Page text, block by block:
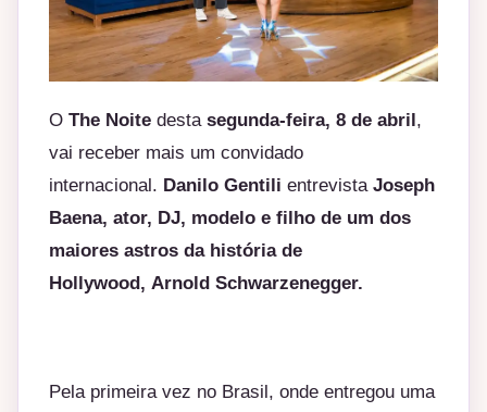
O The Noite desta segunda-feira, 8 de abril,
vai receber mais um convidado
internacional. Danilo Gentili entrevista Joseph
Baena, ator, DJ, modelo e filho de um dos
maiores astros da história de
Hollywood, Arnold Schwarzenegger.
Pela primeira vez no Brasil, onde entregou uma